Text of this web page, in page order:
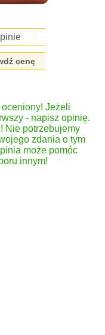
cenę
oceniony! Jeżeli
- napisz opinię.
Nie potrzebujemy
zdania o tym
może pomóc
innym!